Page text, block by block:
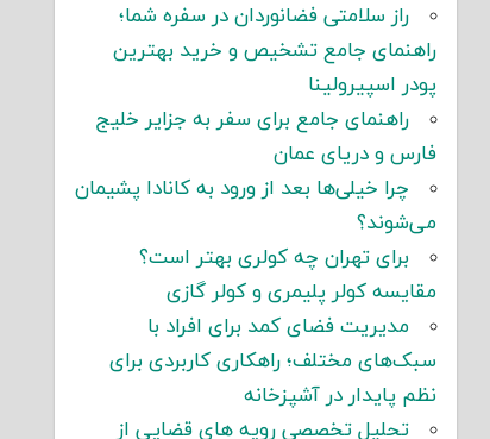
راز سلامتی فضانوردان در سفره شما؛
راهنمای جامع تشخیص و خرید بهترین
پودر اسپیرولینا
راهنمای جامع برای سفر به جزایر خلیج
فارس و دریای عمان
چرا خیلی‌ها بعد از ورود به کانادا پشیمان
می‌شوند؟
برای تهران چه کولری بهتر است؟
مقایسه کولر پلیمری و کولر گازی
مدیریت فضای کمد برای افراد با
سبک‌های مختلف؛ راهکاری کاربردی برای
نظم پایدار در آشپزخانه
تحلیل تخصصی رویه های قضایی از